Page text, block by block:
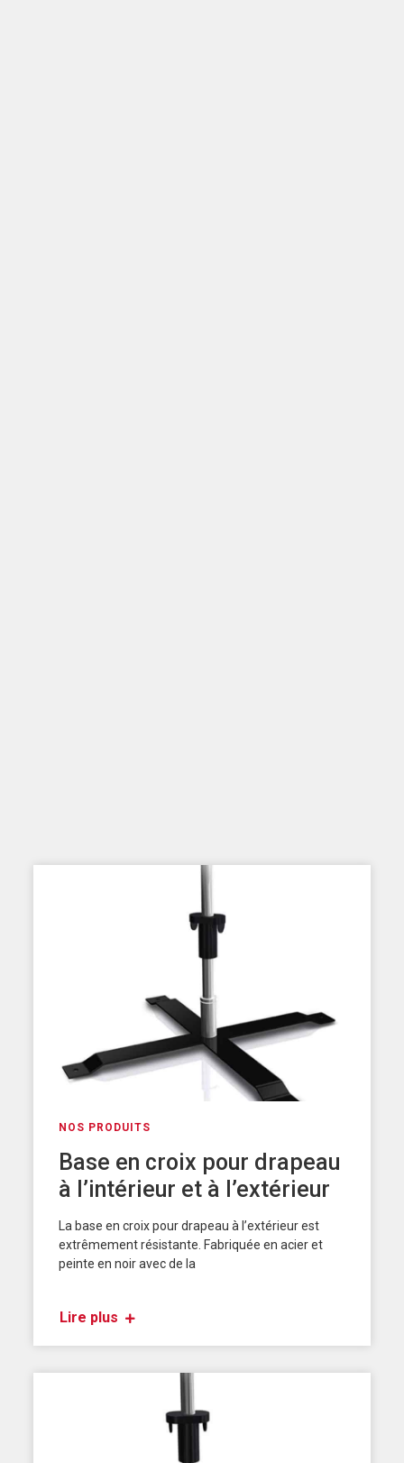
NOS PRODUITS
Base en croix pour drapeau
à l’intérieur et à l’extérieur
La base en croix pour drapeau à l’extérieur est
extrêmement résistante. Fabriquée en acier et
peinte en noir avec de la
Lire plus